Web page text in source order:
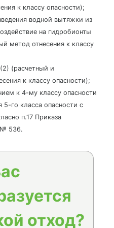
к классу опасности);
водной вытяжки из
на гидробионты
метод отнесения к классу
(расчетный и
к классу опасности);
к 4-му классу опасности
5-го класса опасности с
п.17 Приказа
№ 536.
отход?